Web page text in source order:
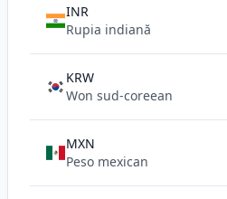
INR
Rupia indiană
KRW
Won sud-coreean
MXN
Peso mexican